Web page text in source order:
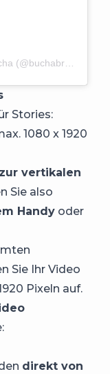
A post shared by Bucha Brew Kombucha (@buchabrew)
Stories:
1080 x 1920
zur vertikalen
Sie also
Handy oder
Sie Ihr Video
Pixeln auf.
direkt von